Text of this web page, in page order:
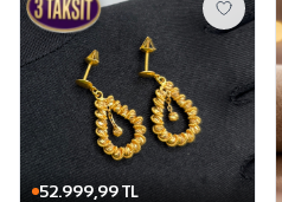
52.999,99 TL